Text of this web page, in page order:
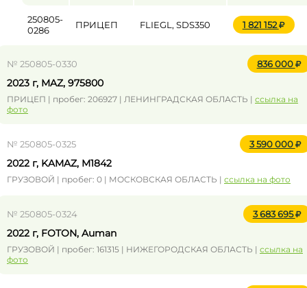
250805-
0286
ПРИЦЕП FLIEGL, SDS350 1 821 152
№ 250805-0330 836 000
2023 г, MAZ, 975800
ПРИЦЕП | пробег: 206927 | ЛЕНИНГРАДСКАЯ ОБЛАСТЬ | ссылка на
фото
№ 250805-0325 3 590 000
2022 г, KAMAZ, M1842
ГРУЗОВОЙ | пробег: 0 | МОСКОВСКАЯ ОБЛАСТЬ | ссылка на фото
№ 250805-0324 3 683 695
2022 г, FOTON, Auman
ГРУЗОВОЙ | пробег: 161315 | НИЖЕГОРОДСКАЯ ОБЛАСТЬ | ссылка на
фото